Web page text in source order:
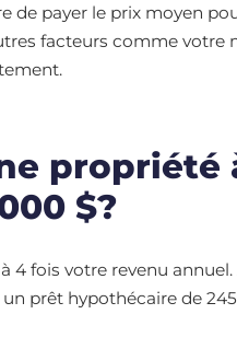
de payer le prix moyen
facteurs comme votre
propriété
$?
4 fois votre revenu annuel.
prêt hypothécaire de